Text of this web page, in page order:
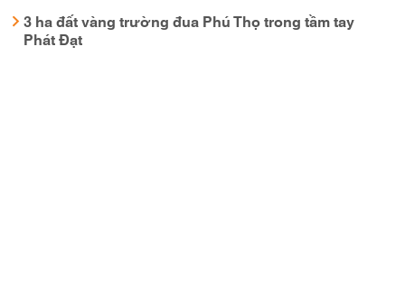
3 ha đất vàng trường đua Phú Thọ trong tầm tay
Phát Đạt